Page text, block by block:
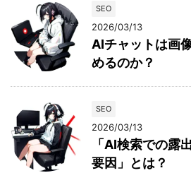
SEO
2026/03/13
AIチャットは画
めるのか？
SEO
2026/03/13
「AI検索での露
要因」とは？